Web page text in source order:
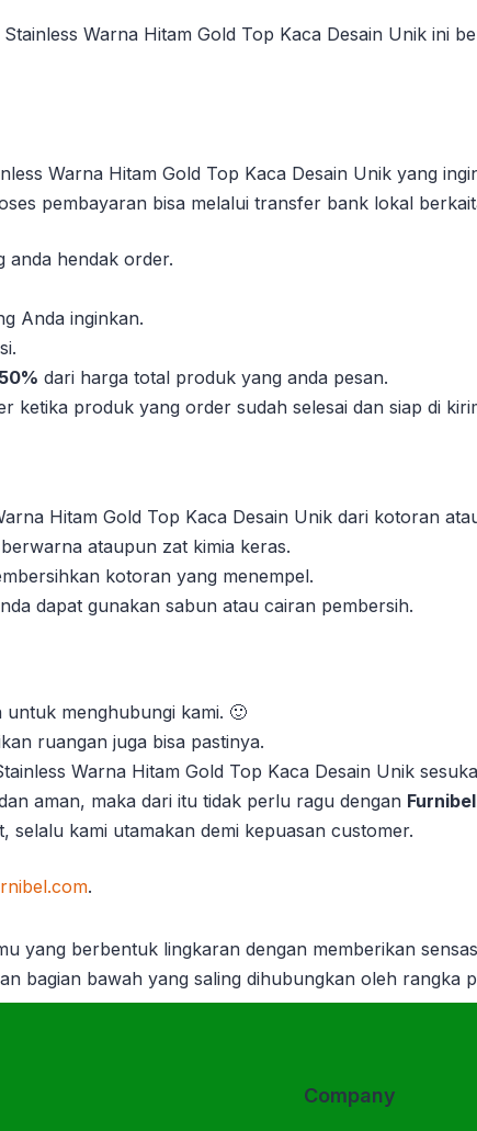
Warna Hitam Gold Top Kaca Desain Unik
Warna Hitam Gold Top Kaca Desain Unik yang
pembayaran bisa melalui transfer bank lokal
anda hendak order.
Anda inginkan.
dari harga total produk yang anda pesan.
ketika produk yang order sudah selesai dan siap di
Hitam Gold Top Kaca Desain Unik dari kotoran
ataupun zat kimia keras.
kotoran yang menempel.
dapat gunakan sabun atau cairan pembersih.
menghubungi kami. 🙂
ruangan juga bisa pastinya.
Warna Hitam Gold Top Kaca Desain Unik
aman, maka dari itu tidak perlu ragu dengan
selalu kami utamakan demi kepuasan customer.
.
yang berbentuk lingkaran dengan memberikan
bagian bawah yang saling dihubungkan oleh rangka
Company